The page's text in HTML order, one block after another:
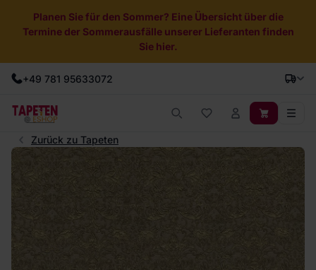
Planen Sie für den Sommer? Eine Übersicht über die
Termine der Sommerausfälle unserer Lieferanten finden
Sie hier.
+49 781 95633072
Zurück zu Tapeten